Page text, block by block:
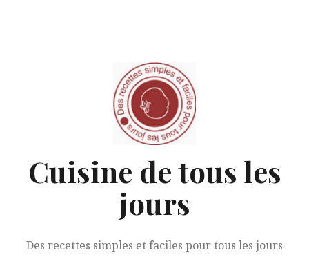
Cuisine de tous les
jours
Des recettes simples et faciles pour tous les jours